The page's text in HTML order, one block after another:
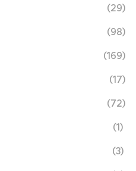
(29)
(98)
(169)
(17)
(72)
(1)
(3)